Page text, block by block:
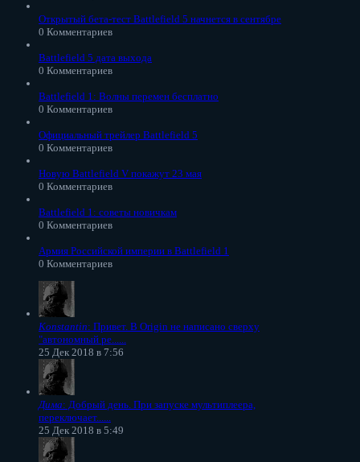
Открытый бета-тест Battlefield 5 начнется в сентябре
0 Комментариев
Battlefield 5 дата выхода
0 Комментариев
Battlefield 1: Волны перемен бесплатно
0 Комментариев
Официальный трейлер Battlefield 5
0 Комментариев
Новую Battlefield V покажут 23 мая
0 Комментариев
Battlefield 1: советы новичкам
0 Комментариев
Армия Российской империи в Battlefield 1
0 Комментариев
Konstantin: Привет. В Origin не написано сверху
"автономный ре......
25 Дек 2018 в 7:56
Дима: Добрый день. При запуске мультиплеера,
переключает......
25 Дек 2018 в 5:49